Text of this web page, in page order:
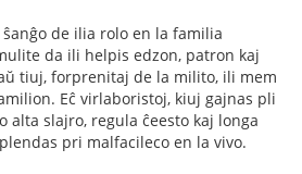
de ilia rolo en la familia
da ili helpis edzon, patron kaj
tiuj, forprenitaj de la milito, ili mem
Eĉ virlaboristoj, kiuj gajnas pli
slajro, regula ĉeesto kaj longa
pri malfacileco en la vivo.